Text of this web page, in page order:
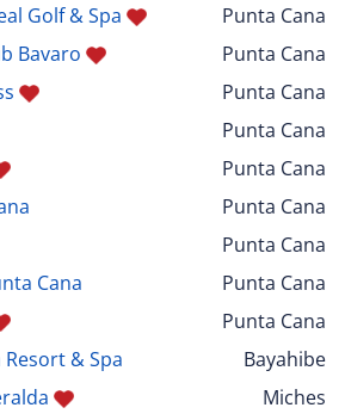
Golf & Spa
Punta Cana
Bavaro
Punta Cana
Punta Cana
Punta Cana
Punta Cana
Punta Cana
Punta Cana
Cana
Punta Cana
Punta Cana
& Spa
Bayahibe
Miches